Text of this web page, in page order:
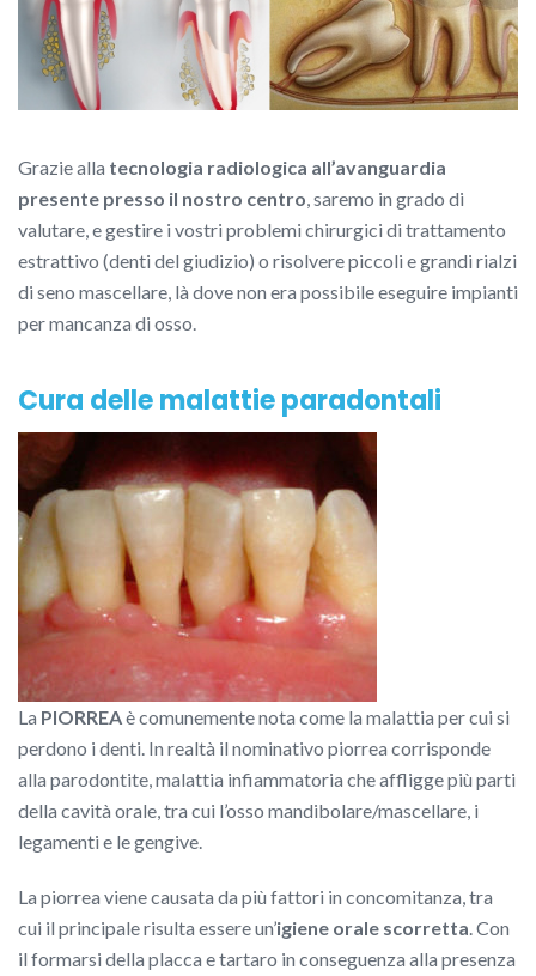
Grazie alla tecnologia radiologica all’avanguardia
presente presso il nostro centro, saremo in grado di
valutare, e gestire i vostri problemi chirurgici di trattamento
estrattivo (denti del giudizio) o risolvere piccoli e grandi rialzi
di seno mascellare, là dove non era possibile eseguire impianti
per mancanza di osso.
Cura delle malattie paradontali
La PIORREAè comunemente nota come la malattia per cui si
perdono i denti. In realtà il nominativo piorrea corrisponde
alla parodontite, malattia infiammatoria che affligge più parti
della cavità orale, tra cui l’osso mandibolare/mascellare, i
legamenti e le gengive.
La piorrea viene causata da più fattori in concomitanza, tra
cui il principale risulta essere un’igiene orale scorretta. Con
il formarsi della placca e tartaro in conseguenza alla presenza